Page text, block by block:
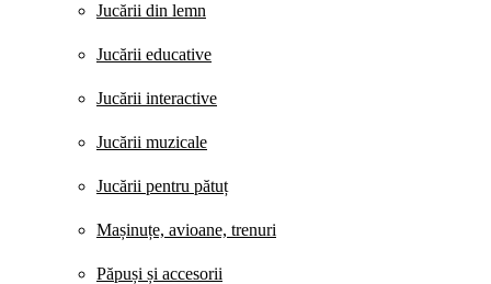
Jucării din lemn
Jucării educative
Jucării interactive
Jucării muzicale
Jucării pentru pătuț
Mașinuțe, avioane, trenuri
Păpuși și accesorii